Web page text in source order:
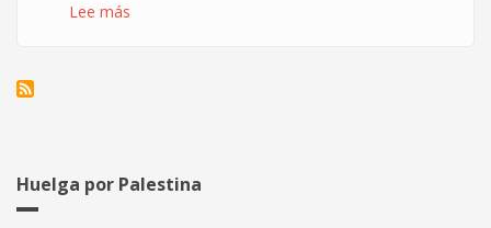
Lee más
Huelga por Palestina